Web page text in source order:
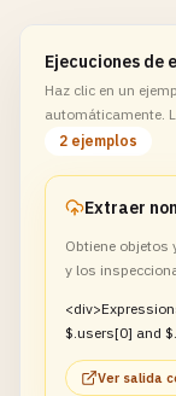
Ejecuciones de
Haz clic en un
automáticamente.
2 ejemplos
Obtiene objetos
y los
$.users[0] and
Ver salida